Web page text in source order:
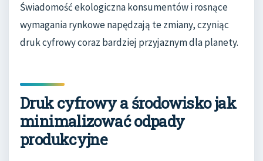
Świadomość ekologiczna konsumentów i rosnące
wymagania rynkowe napędzają te zmiany, czyniąc
druk cyfrowy coraz bardziej przyjaznym dla planety.
Druk cyfrowy a środowisko jak
minimalizować odpady
produkcyjne